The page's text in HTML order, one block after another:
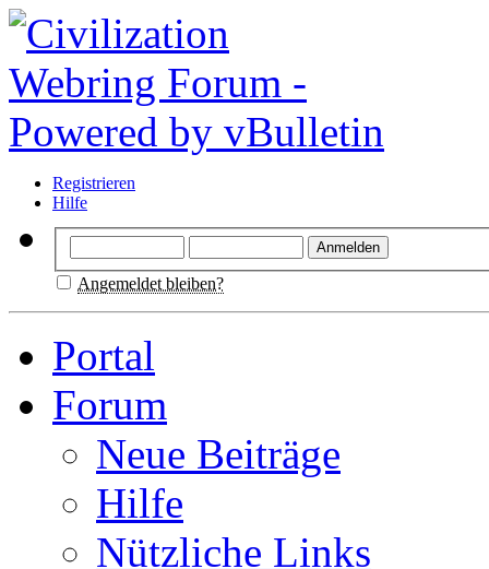
Registrieren
Hilfe
Angemeldet bleiben?
Portal
Forum
Neue Beiträge
Hilfe
Nützliche Links